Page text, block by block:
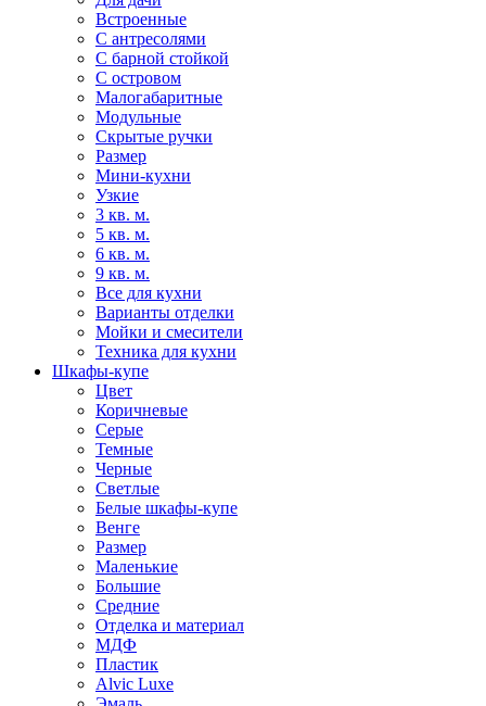
Встроенные
С антресолями
С барной стойкой
С островом
Малогабаритные
Модульные
Скрытые ручки
Размер
Мини-кухни
Узкие
3 кв. м.
5 кв. м.
6 кв. м.
9 кв. м.
Все для кухни
Варианты отделки
Мойки и смесители
Техника для кухни
Шкафы-купе
Цвет
Коричневые
Серые
Темные
Черные
Светлые
Белые шкафы-купе
Венге
Размер
Маленькие
Большие
Средние
Отделка и материал
МДФ
Пластик
Alvic Luxe